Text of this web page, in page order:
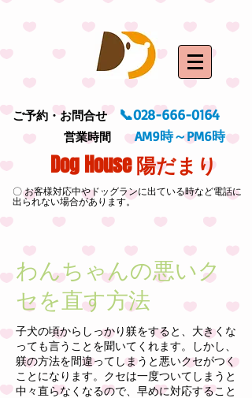
ご予約・お問合せ 📞028-666-0164
営業時間 AM9時～PM6時
Dog House 陽だまり
〇 お客様対応中やドッグランに出ている時など電話に
出られない場合があります。
わんちゃんの悪いク
セを直す方法
子犬の頃からしっかり躾をすると、大きくな
っても言うことを聞いてくれます。しかし、
躾の方法を間違ってしまうと悪いクセがつく
ことになります。クセは一度ついてしまうと
中々直らなくなるので、早めに対応すること